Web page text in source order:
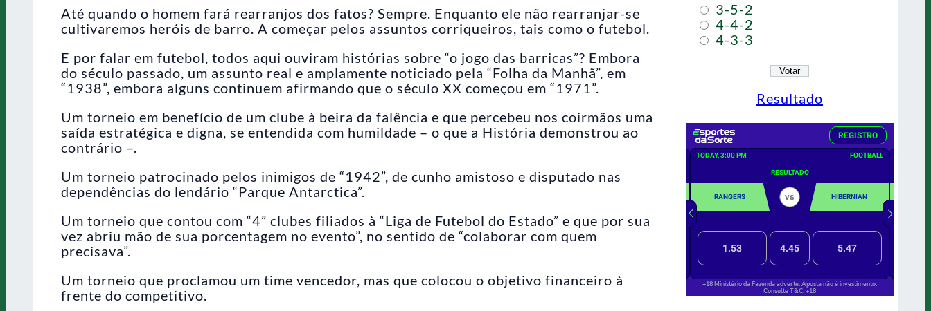
Até quando o homem fará rearranjos dos fatos? Sempre. Enquanto ele não rearranjar-se
cultivaremos heróis de barro. A começar pelos assuntos corriqueiros, tais como o futebol.
E por falar em futebol, todos aqui ouviram histórias sobre “o jogo das barricas”? Embora
do século passado, um assunto real e amplamente noticiado pela “Folha da Manhã”, em
“1938”, embora alguns continuem afirmando que o século XX começou em “1971”.
Um torneio em benefício de um clube à beira da falência e que percebeu nos coirmãos uma
saída estratégica e digna, se entendida com humildade – o que a História demonstrou ao
contrário –.
Um torneio patrocinado pelos inimigos de “1942”, de cunho amistoso e disputado nas
dependências do lendário “Parque Antarctica”.
Um torneio que contou com “4” clubes filiados à “Liga de Futebol do Estado” e que por sua
vez abriu mão de sua porcentagem no evento”, no sentido de “colaborar com quem
precisava”.
Um torneio que proclamou um time vencedor, mas que colocou o objetivo financeiro à
frente do competitivo.
3-5-2
4-4-2
4-3-3
Resultado